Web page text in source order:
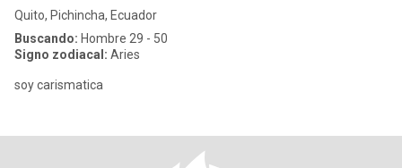
Quito, Pichincha, Ecuador
Buscando: Hombre 29 - 50
Signo zodiacal: Aries
soy carismatica